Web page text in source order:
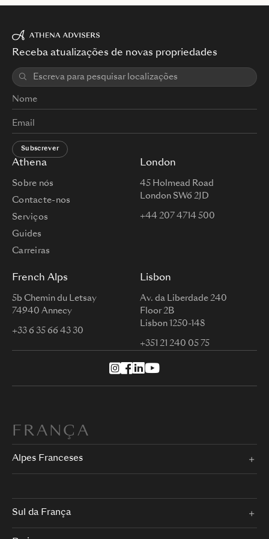
Athena
Sobre nós
Contacte-nos
Serviços
Guides
Carreiras
London
45 Holmead Road
London SW6 2JD
+44 207 4714 500
French Alps
5b Chemin du Letsay
74940 Annecy
+33 6 35 66 43 30
Lisbon
Av. da Liberdade 240
Floor 2B
Lisbon 1250-148
+351 21 240 05 75
Receba atualizações de novas propriedades
Subscrever
FRANÇA
Alpes Franceses
Sul da França